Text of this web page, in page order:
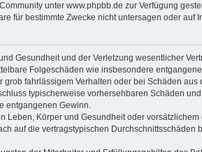
unter www.phpbb.de zur Verfügung
für bestimmte Zwecke nicht untersagen oder auf
Gesundheit und der Verletzung wesentlicher
Folgeschäden wie insbesondere
fahrlässigem Verhalten oder bei Schäden
typischerweise vorhersehbaren Schäden
entgangenen Gewinn.
Körper und Gesundheit oder
auf die vertragstypischen